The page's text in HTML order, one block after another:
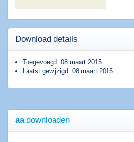
Populaire
software
Beveiligings
software
software
Download details
Toegevoegd: 08 maart 2015
Laatst gewijzigd: 08 maart 2015
aadownloaden